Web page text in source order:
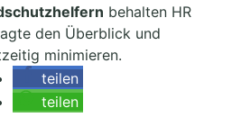
behalten HR
den Überblick und
minimieren.
teilen
teilen